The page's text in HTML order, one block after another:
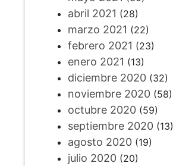
abril 2021 (28)
marzo 2021 (22)
febrero 2021 (23)
enero 2021 (13)
diciembre 2020(32)
noviembre 2020(58)
octubre 2020(59)
septiembre 2020(13)
agosto 2020(19)
julio 2020(20)